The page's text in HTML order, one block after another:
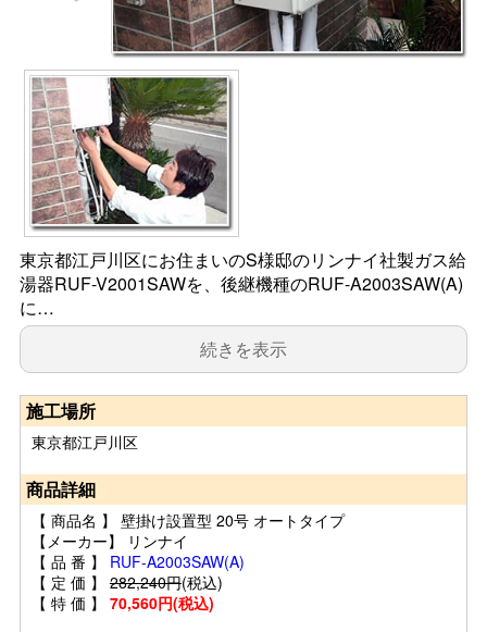
東京都江戸川区にお住まいのS様邸のリンナイ社製ガス給
湯器RUF-V2001SAWを、後継機種のRUF-A2003SAW(A)
に…
続きを表示
施工場所
東京都江戸川区
商品詳細
【 商品名 】 壁掛け設置型 20号 オートタイプ
【メーカー】 リンナイ
【 品 番 】 RUF-A2003SAW(A)
【 定 価 】 282,240円(税込)
【 特 価 】 70,560円(税込)